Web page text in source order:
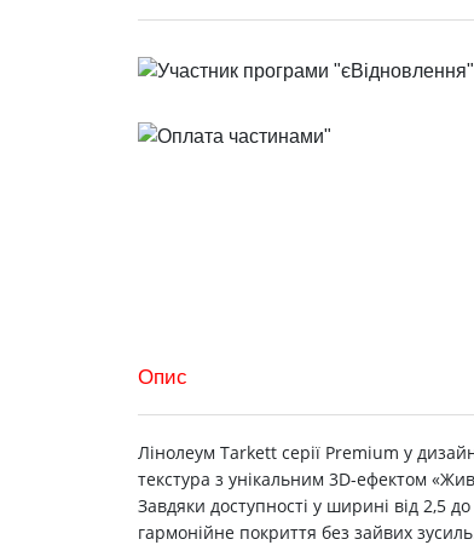
Опис
Лінолеум Tarkett серії Premium у
текстура з унікальним 3D-ефектом
Завдяки доступності у ширині від 2,5
гармонійне покриття без зайвих